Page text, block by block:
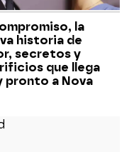
la
historia de
secretos y
que llega
pronto a Nova